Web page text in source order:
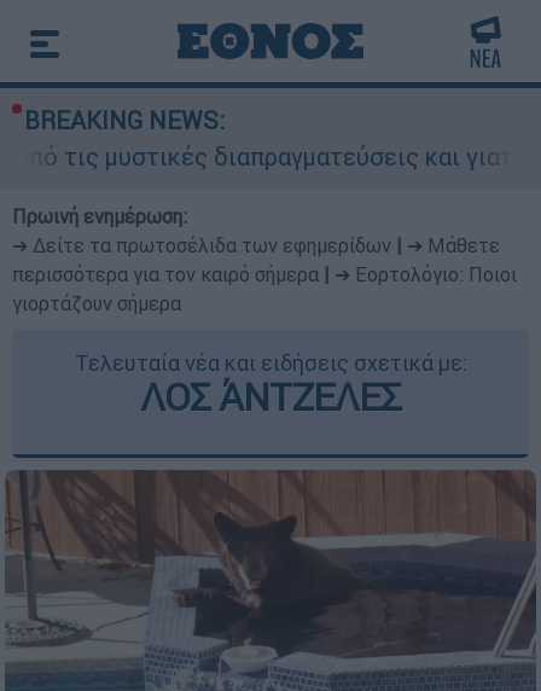
BREAKING NEWS:
διαπραγματεύσεις και γιατί αντιδρούν
Πρωινή ενημέρωση:
➔ Δείτε τα πρωτοσέλιδα των εφημερίδων
➔ Μάθετε
περισσότερα για τον καιρό σήμερα
➔ Εορτολόγιο: Ποιοι
γιορτάζουν σήμερα
Τελευταία νέα και ειδήσεις σχετικά με:
ΛΟΣ ΆΝΤΖΕΛΕΣ